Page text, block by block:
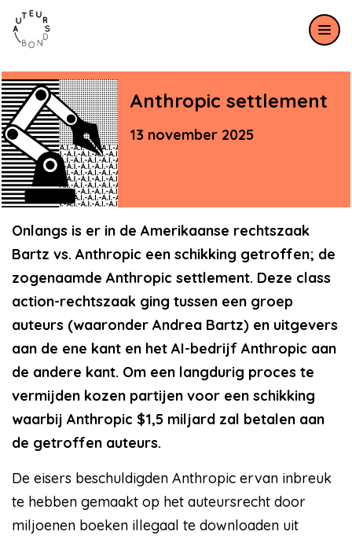
Meteen naar de content
Anthropic settlement
13 november 2025
Onlangs is er in de Amerikaanse rechtszaak
Bartz vs. Anthropic een schikking getroffen; de
zogenaamde Anthropic settlement. Deze class
action-rechtszaak ging tussen een groep
auteurs (waaronder Andrea Bartz) en uitgevers
aan de ene kant en het AI-bedrijf Anthropic aan
de andere kant. Om een langdurig proces te
vermijden kozen partijen voor een schikking
waarbij Anthropic $1,5 miljard zal betalen aan
de getroffen auteurs.
De eisers beschuldigden Anthropic ervan inbreuk
te hebben gemaakt op het auteursrecht door
miljoenen boeken illegaal te downloaden uit